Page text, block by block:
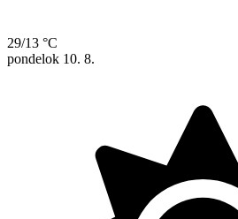
29/13 °C
pondelok 10. 8.